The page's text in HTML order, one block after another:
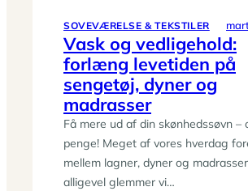
SOVEVÆRELSE & TEKSTILER
Vask og vedligehold:
forlæng levetiden på
sengetøj, dyner og
madrasser
Få mere ud af din skønhedssøvn –
penge! Meget af vores hverdag
mellem lagner, dyner og
alligevel glemmer vi…